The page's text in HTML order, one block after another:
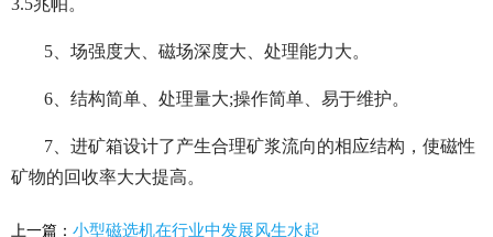
3.5兆帕。
5、场强度大、磁场深度大、处理能力大。
6、结构简单、处理量大;操作简单、易于维护。
7、进矿箱设计了产生合理矿浆流向的相应结构，使磁性
矿物的回收率大大提高。
上一篇： 小型磁选机在行业中发展风生水起